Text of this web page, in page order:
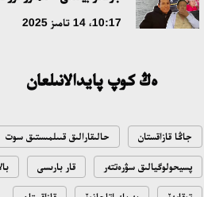
10:17، 14 تامىز 2025
ەڭ كوپ پايدالانىلعان
جاڭا قازاقستان حالىقارالىق قىىلمىستىق سوت
پسيحولوگيالىق سۋرەتتەر قار بارىسى